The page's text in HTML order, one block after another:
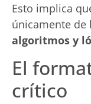
Esto implica
únicamente de
algoritmos y
El
crítico